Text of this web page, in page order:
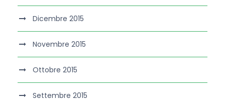
Dicembre 2015
Novembre 2015
Ottobre 2015
Settembre 2015